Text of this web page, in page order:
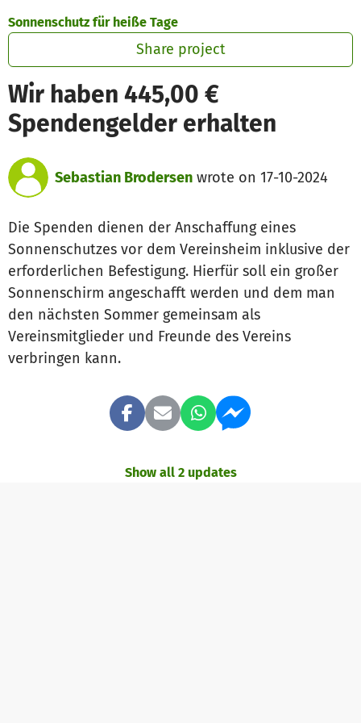
Sonnenschutz für heiße Tage
Share project
Wir haben 445,00 €
Spendengelder erhalten
Sebastian Brodersen wrote on 17-10-2024
Die Spenden dienen der Anschaffung eines
Sonnenschutzes vor dem Vereinsheim inklusive der
erforderlichen Befestigung. Hierfür soll ein großer
Sonnenschirm angeschafft werden und dem man
den nächsten Sommer gemeinsam als
Vereinsmitglieder und Freunde des Vereins
verbringen kann.
Show all 2 updates